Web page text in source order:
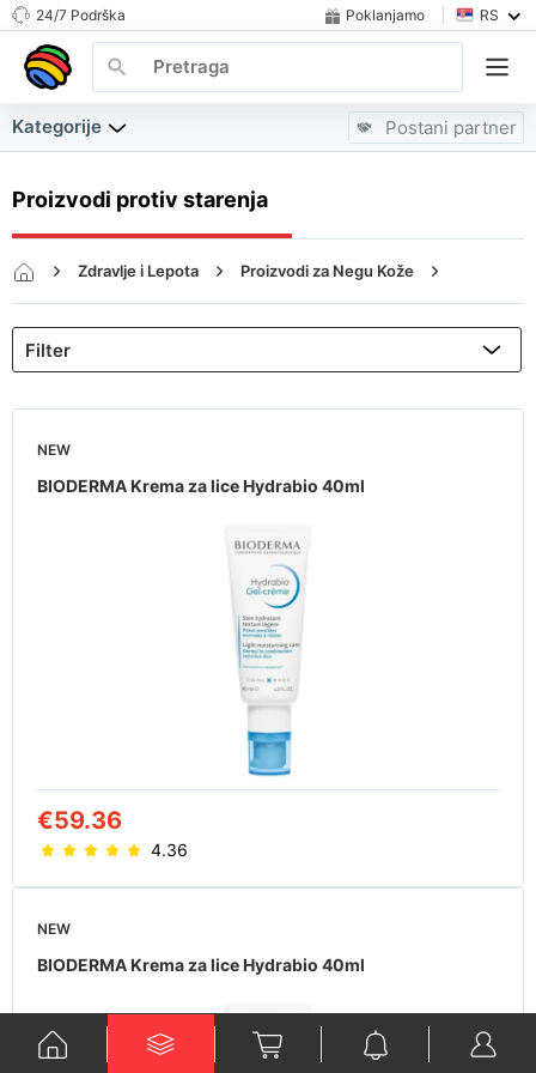
24/7 Podrška Poklanjamo RS
Kategorije Postani partner
Proizvodi protiv starenja
Zdravlje i Lepota Proizvodi za Negu Kože
Proizvodi protiv starenja
NEW
BIODERMA Krema za lice Hydrabio 40ml
€59.36
4.36
NEW
BIODERMA Krema za lice Hydrabio 40ml